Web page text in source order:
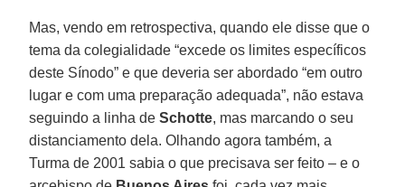
Mas, vendo em retrospectiva, quando ele disse que o
tema da colegialidade “excede os limites específicos
deste Sínodo” e que deveria ser abordado “em outro
lugar e com uma preparação adequada”, não estava
seguindo a linha deSchotte, mas marcando o seu
distanciamento dela. Olhando agora também, a
Turma de 2001 sabia o que precisava ser feito – e o